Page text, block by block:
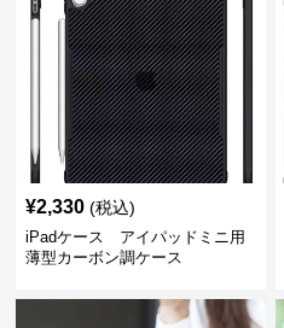
¥2,330 (税込)
iPadケース アイパッドミニ用
薄型カーボン調ケース